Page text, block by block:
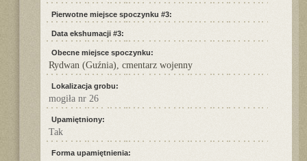
Pierwotne miejsce spoczynku #3:
Data ekshumacji #3:
Obecne miejsce spoczynku:
Rydwan (Guźnia), cmentarz wojenny
Lokalizacja grobu:
mogiła nr 26
Upamiętniony:
Tak
Forma upamiętnienia: